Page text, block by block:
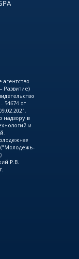
Развитие)
54674 от
надзору в
и
("Молодежь-
Р.В.